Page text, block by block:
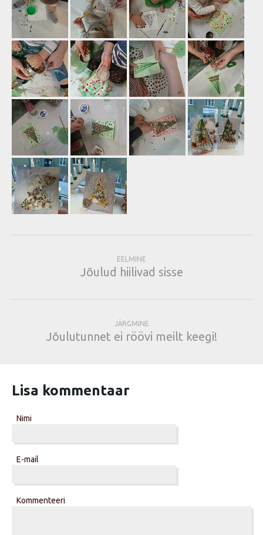
EELMINE
Jõulud hiilivad sisse
JÄRGMINE
Jõulutunnet ei röövi meilt keegi!
Lisa kommentaar
Nimi
E-mail
Kommenteeri